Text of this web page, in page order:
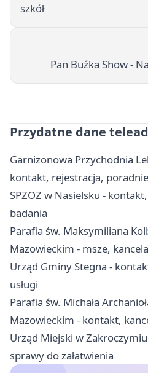
szkół
Pan Buźka Show -
Przydatne dane
Garnizonowa Przychodnia
kontakt, rejestracja,
SPZOZ w Nasielsku -
badania
Parafia św. Maksymiliana
Mazowieckim - msze,
Urząd Gminy Stegna -
usługi
Parafia św. Michała
Mazowieckim - kontakt,
Urząd Miejski w
sprawy do załatwienia